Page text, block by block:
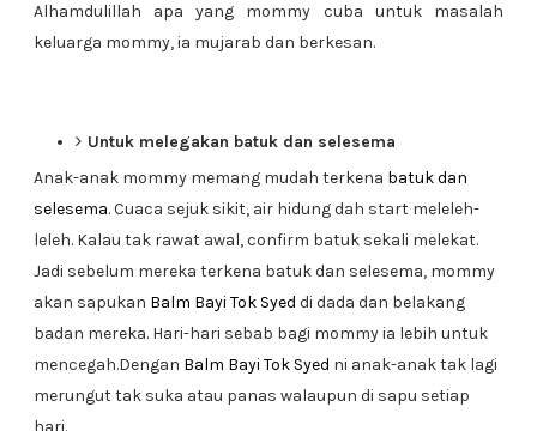
Alhamdulillah apa yang mommy cuba untuk masalah
keluarga mommy, ia mujarab dan berkesan.
Untuk melegakan batuk dan selesema
Anak-anak mommy memang mudah terkena batuk dan
selesema. Cuaca sejuk sikit, air hidung dah start meleleh-
leleh. Kalau tak rawat awal, confirm batuk sekali melekat.
Jadi sebelum mereka terkena batuk dan selesema, mommy
akan sapukan Balm Bayi Tok Syed di dada dan belakang
badan mereka. Hari-hari sebab bagi mommy ia lebih untuk
mencegah.Dengan Balm Bayi Tok Syed ni anak-anak tak lagi
merungut tak suka atau panas walaupun di sapu setiap
hari.